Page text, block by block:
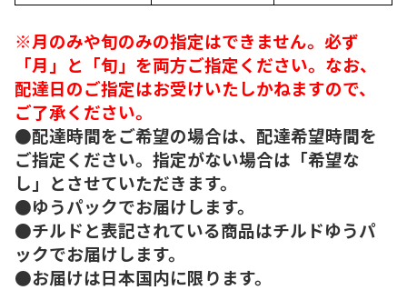
※月のみや旬のみの指定はできません。必ず
「月」と「旬」を両方ご指定ください。なお、
配達日のご指定はお受けいたしかねますので、
ご了承ください。
●配達時間をご希望の場合は、配達希望時間を
ご指定ください。指定がない場合は「希望な
し」とさせていただきます。
●ゆうパックでお届けします。
●チルドと表記されている商品はチルドゆうパ
ックでお届けします。
●お届けは日本国内に限ります。